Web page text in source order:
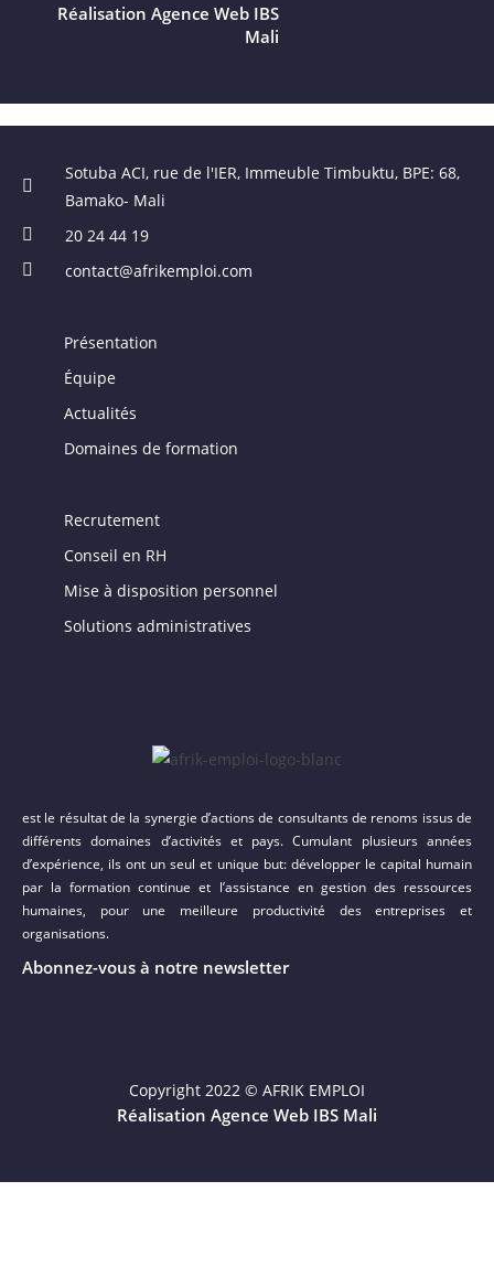
Réalisation Agence Web IBS
Mali
Sotuba ACI, rue de l'IER, Immeuble Timbuktu, BPE: 68,
Bamako- Mali
20 24 44 19
contact@afrikemploi.com
Présentation
Équipe
Actualités
Domaines de formation
Recrutement
Conseil en RH
Mise à disposition personnel
Solutions administratives
est le résultat de la synergie d’actions de consultants de renoms issus de
différents domaines d’activités et pays. Cumulant plusieurs années
d’expérience, ils ont un seul et unique but: développer le capital humain
par la formation continue et l’assistance en gestion des ressources
humaines, pour une meilleure productivité des entreprises et
organisations.
Abonnez-vous à notre newsletter
Copyright 2022 © AFRIK EMPLOI
Réalisation Agence Web IBS Mali